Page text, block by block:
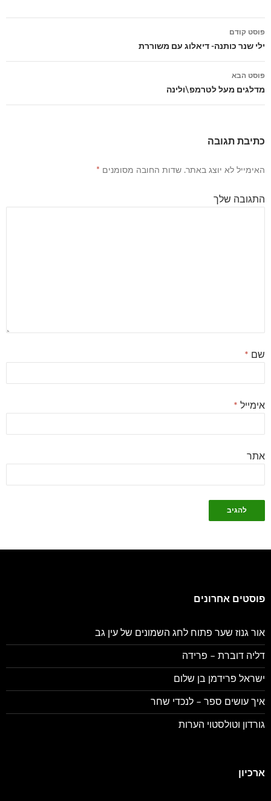
ניווט
פוסטים
פוסט קודם
ילי שנר כותנה- דיאלוג עם משוררת
פוסט הבא
מדלגים מעל לטרמפ\ולינה
כתיבת תגובה
האימייל לא יוצג באתר. שדות החובה מסומנים *
התגובה שלך
שם *
אימייל *
אתר
פוסטים אחרונים
אור גנוז שער פתוח לחג השמונים של עין גב
דליה דוברת – פרידה
ישראל פרידמן בן שלום
איך עושים ספר – לנכדי שחר
גורדון וטולסטוי הערות
ארכיון